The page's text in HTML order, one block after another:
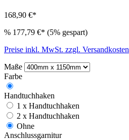
168,90 €*
% 177,79 €* (5% gespart)
Preise inkl. MwSt. zzgl. Versandkosten
Maße
Farbe
Handtuchhaken
1 x Handtuchhaken
2 x Handtuchhaken
Ohne
Anschlussgarnitur